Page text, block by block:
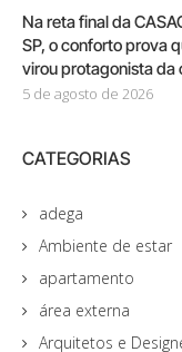
Na reta final da
SP, o conforto prova
virou protagonista da
5 de agosto de 2026
CATEGORIAS
adega
Ambiente de estar
apartamento
área externa
Arquitetos e